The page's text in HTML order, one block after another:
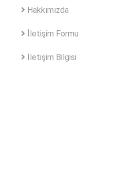
Hakkımızda
İletişim Formu
İletişim Bilgisi